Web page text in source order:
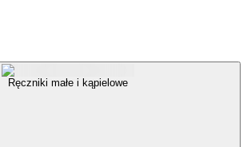
Ręczniki małe i kąpielowe